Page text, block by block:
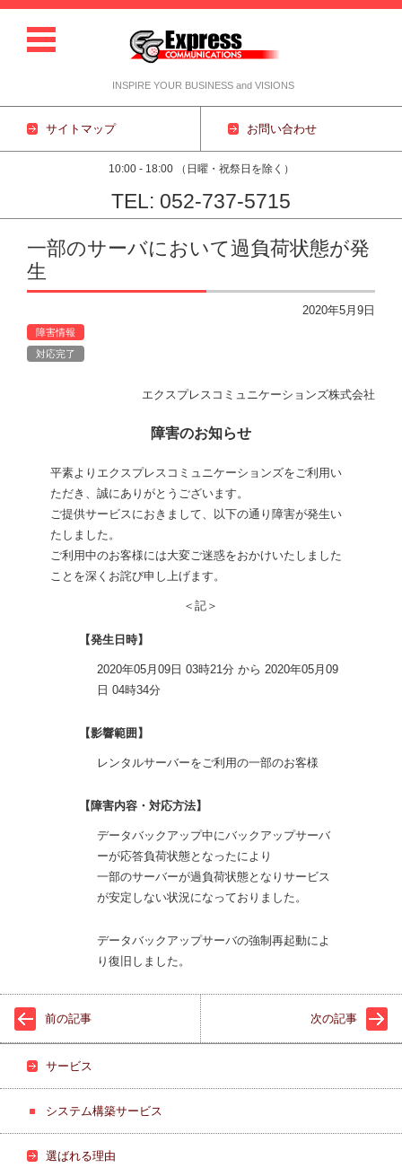
INSPIRE YOUR BUSINESS and VISIONS
サイトマップ お問い合わせ
10:00 - 18:00 （日曜・祝祭日を除く）
TEL: 052-737-5715
コンテンツに移動
一部のサーバにおいて過負荷状態が発
生
2020年5月9日
障害情報
対応完了
エクスプレスコミュニケーションズ株式会社
障害のお知らせ
平素よりエクスプレスコミュニケーションズをご利用い
ただき、誠にありがとうございます。
ご提供サービスにおきまして、以下の通り障害が発生い
たしました。
ご利用中のお客様には大変ご迷惑をおかけいたしました
ことを深くお詫び申し上げます。
＜記＞
【発生日時】
2020年05月09日 03時21分 から 2020年05月09
日 04時34分
【影響範囲】
レンタルサーバーをご利用の一部のお客様
【障害内容・対応方法】
データバックアップ中にバックアップサーバ
ーが応答負荷状態となったにより
一部のサーバーが過負荷状態となりサービス
が安定しない状況になっておりました。
データバックアップサーバの強制再起動によ
り復旧しました。
前の記事 次の記事
サービス
システム構築サービス
選ばれる理由